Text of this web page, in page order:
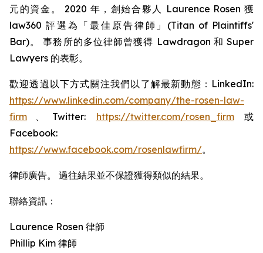
元的資金。 2020 年，創始合夥人 Laurence Rosen 獲
law360 評選為「最佳原告律師」(Titan of Plaintiffs'
Bar)。 事務所的多位律師曾獲得 Lawdragon 和 Super
Lawyers 的表彰。
歡迎透過以下方式關注我們以了解最新動態：LinkedIn:
https://www.linkedin.com/company/the-rosen-law-
firm 、Twitter: https://twitter.com/rosen_firm或
Facebook:
https://www.facebook.com/rosenlawfirm/。
律師廣告。 過往結果並不保證獲得類似的結果。
聯絡資訊：
Laurence Rosen 律師
Phillip Kim 律師